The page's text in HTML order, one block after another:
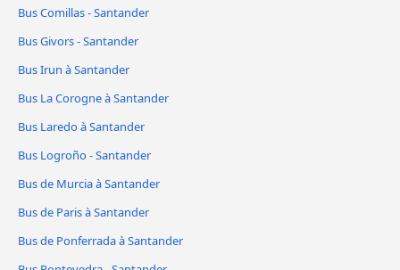
Bus Comillas - Santander
Bus Givors - Santander
Bus Irun à Santander
Bus La Corogne à Santander
Bus Laredo à Santander
Bus Logroño - Santander
Bus de Murcia à Santander
Bus de Paris à Santander
Bus de Ponferrada à Santander